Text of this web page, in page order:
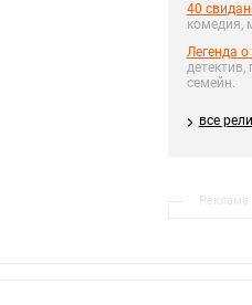
40
комедия,
Легенда
детектив,
семейн.
все
Реклама